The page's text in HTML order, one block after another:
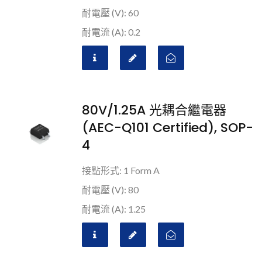
耐電壓 (V): 60
耐電流 (A): 0.2
80V/1.25A 光耦合繼電器
(AEC-Q101 Certified), SOP-
4
接點形式: 1 Form A
耐電壓 (V): 80
耐電流 (A): 1.25